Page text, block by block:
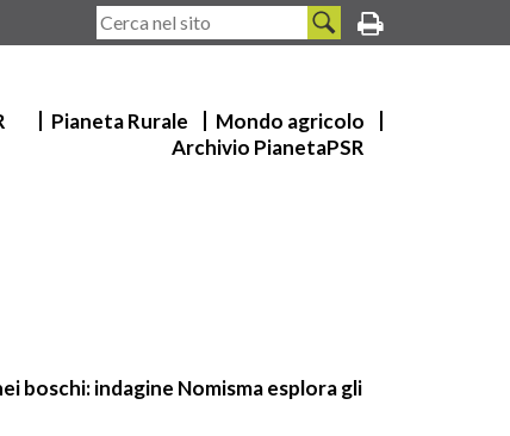
Pianeta Rurale
Mondo agricolo
Archivio PianetaPSR
indagine Nomisma esplora gli